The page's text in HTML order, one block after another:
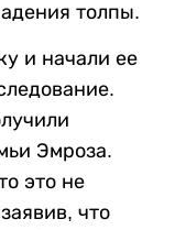
толпы.
и начали ее
Эмроза.
это не
что